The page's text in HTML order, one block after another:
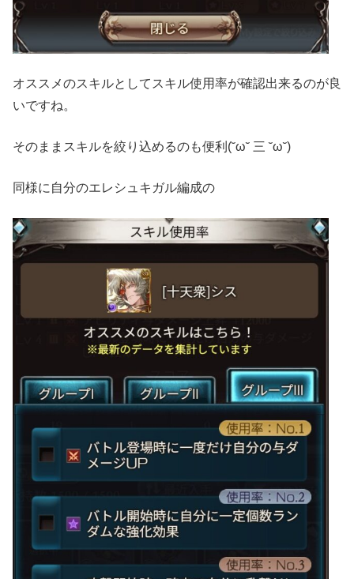
オススメのスキルとしてスキル使用率が確認出来るのが良
いですね。
そのままスキルを絞り込めるのも便利(˘ω˘ 三 ˘ω˘)
同様に自分のエレシュキガル編成の